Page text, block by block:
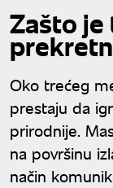
Zašto je
Oko trećeg
prestaju da
prirodnije.
na površinu
način